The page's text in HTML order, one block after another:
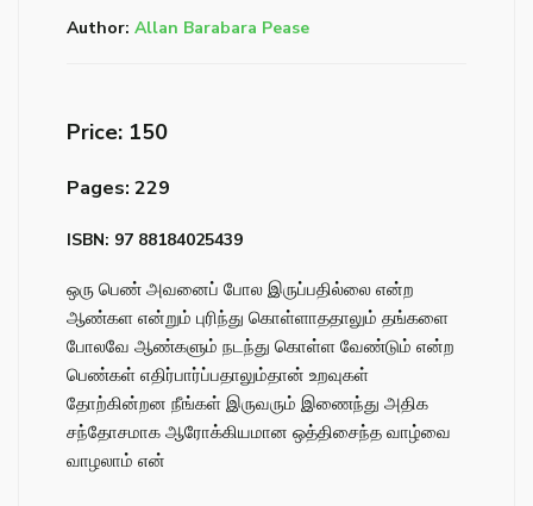
Author: Allan Barabara Pease
Price: ₹150
Pages: 229
ISBN: 97 88184025439
ஒரு பெண் அவனைப் போல இருப்பதில்லை என்ற
ஆண்கள என்றும் புரிந்து கொள்ளாததாலும் தங்களை
போலவே ஆண்களும் நடந்து கொள்ள வேண்டும் என்ற
பெண்கள் எதிர்பார்ப்பதாலும்தான் உறவுகள்
தோற்கின்றன நீங்கள் இருவரும் இணைந்து அதிக
சந்தோசமாக ஆரோக்கியமான ஒத்திசைந்த வாழ்வை
வாழலாம் என்